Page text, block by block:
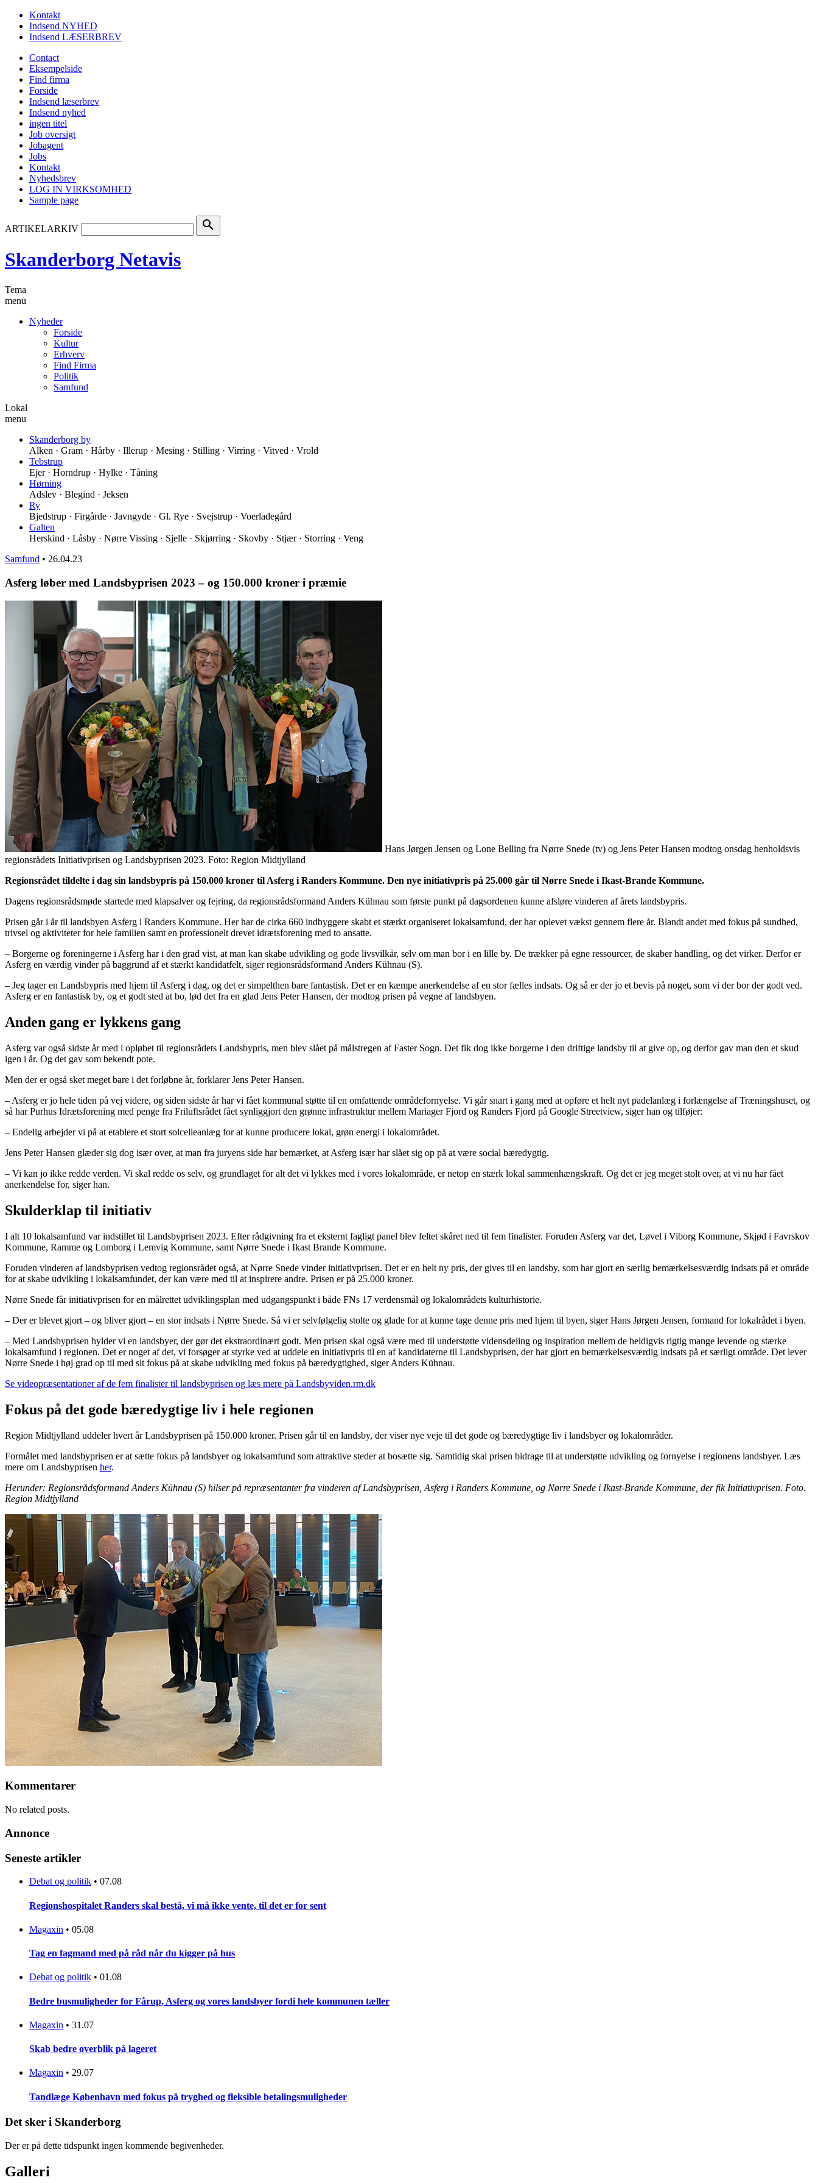
Kontakt
Indsend NYHED
Indsend LÆSERBREV
Contact
Eksempelside
Find firma
Forside
Indsend læserbrev
Indsend nyhed
ingen titel
Job oversigt
Jobagent
Jobs
Kontakt
Nyhedsbrev
LOG IN VIRKSOMHED
Sample page
ARTIKELARKIV search
Skanderborg Netavis
Tema
menu
Nyheder
Forside
Kultur
Erhverv
Find Firma
Politik
Samfund
Lokal
menu
Skanderborg by
Alken · Gram · Hårby · Illerup · Mesing · Stilling · Virring · Vitved · Vrold
Tebstrup
Ejer · Horndrup · Hylke · Tåning
Hørning
Adslev · Blegind · Jeksen
Ry
Bjedstrup · Firgårde · Javngyde · Gl. Rye · Svejstrup · Voerladegård
Galten
Herskind · Låsby · Nørre Vissing · Sjelle · Skjørring · Skovby · Stjær · Storring · Veng
Samfund • 26.04.23
Asferg løber med Landsbyprisen 2023 – og 150.000 kroner i præmie
Hans Jørgen Jensen og Lone Belling fra Nørre Snede (tv) og Jens Peter Hansen modtog onsdag henholdsvis
regionsrådets Initiativprisen og Landsbyprisen 2023. Foto: Region Midtjylland
Regionsrådet tildelte i dag sin landsbypris på 150.000 kroner til Asferg i Randers Kommune. Den nye initiativpris på 25.000 går til Nørre Snede i Ikast-Brande Kommune.
Dagens regionsrådsmøde startede med klapsalver og fejring, da regionsrådsformand Anders Kühnau som første punkt på dagsordenen kunne afsløre vinderen af årets landsbypris.
Prisen går i år til landsbyen Asferg i Randers Kommune. Her har de cirka 660 indbyggere skabt et stærkt organiseret lokalsamfund, der har oplevet vækst gennem flere år. Blandt andet med fokus på sundhed,
trivsel og aktiviteter for hele familien samt en professionelt drevet idrætsforening med to ansatte.
– Borgerne og foreningerne i Asferg har i den grad vist, at man kan skabe udvikling og gode livsvilkår, selv om man bor i en lille by. De trækker på egne ressourcer, de skaber handling, og det virker. Derfor er
Asferg en værdig vinder på baggrund af et stærkt kandidatfelt, siger regionsrådsformand Anders Kühnau (S).
– Jeg tager en Landsbypris med hjem til Asferg i dag, og det er simpelthen bare fantastisk. Det er en kæmpe anerkendelse af en stor fælles indsats. Og så er der jo et bevis på noget, som vi der bor der godt ved.
Asferg er en fantastisk by, og et godt sted at bo, lød det fra en glad Jens Peter Hansen, der modtog prisen på vegne af landsbyen.
Anden gang er lykkens gang
Asferg var også sidste år med i opløbet til regionsrådets Landsbypris, men blev slået på målstregen af Faster Sogn. Det fik dog ikke borgerne i den driftige landsby til at give op, og derfor gav man den et skud
igen i år. Og det gav som bekendt pote.
Men der er også sket meget bare i det forløbne år, forklarer Jens Peter Hansen.
– Asferg er jo hele tiden på vej videre, og siden sidste år har vi fået kommunal støtte til en omfattende områdefornyelse. Vi går snart i gang med at opføre et helt nyt padelanlæg i forlængelse af Træningshuset, og
så har Purhus Idrætsforening med penge fra Friluftsrådet fået synliggjort den grønne infrastruktur mellem Mariager Fjord og Randers Fjord på Google Streetview, siger han og tilføjer:
– Endelig arbejder vi på at etablere et stort solcelleanlæg for at kunne producere lokal, grøn energi i lokalområdet.
Jens Peter Hansen glæder sig dog især over, at man fra juryens side har bemærket, at Asferg især har slået sig op på at være social bæredygtig.
– Vi kan jo ikke redde verden. Vi skal redde os selv, og grundlaget for alt det vi lykkes med i vores lokalområde, er netop en stærk lokal sammenhængskraft. Og det er jeg meget stolt over, at vi nu har fået
anerkendelse for, siger han.
Skulderklap til initiativ
I alt 10 lokalsamfund var indstillet til Landsbyprisen 2023. Efter rådgivning fra et eksternt fagligt panel blev feltet skåret ned til fem finalister. Foruden Asferg var det, Løvel i Viborg Kommune, Skjød i Favrskov
Kommune, Ramme og Lomborg i Lemvig Kommune, samt Nørre Snede i Ikast Brande Kommune.
Foruden vinderen af landsbyprisen vedtog regionsrådet også, at Nørre Snede vinder initiativprisen. Det er en helt ny pris, der gives til en landsby, som har gjort en særlig bemærkelsesværdig indsats på et område
for at skabe udvikling i lokalsamfundet, der kan være med til at inspirere andre. Prisen er på 25.000 kroner.
Nørre Snede får initiativprisen for en målrettet udviklingsplan med udgangspunkt i både FNs 17 verdensmål og lokalområdets kulturhistorie.
– Der er blevet gjort – og bliver gjort – en stor indsats i Nørre Snede. Så vi er selvfølgelig stolte og glade for at kunne tage denne pris med hjem til byen, siger Hans Jørgen Jensen, formand for lokalrådet i byen.
– Med Landsbyprisen hylder vi en landsbyer, der gør det ekstraordinært godt. Men prisen skal også være med til understøtte vidensdeling og inspiration mellem de heldigvis rigtig mange levende og stærke
lokalsamfund i regionen. Det er noget af det, vi forsøger at styrke ved at uddele en initiativpris til en af kandidaterne til Landsbyprisen, der har gjort en bemærkelsesværdig indsats på et særligt område. Det lever
Nørre Snede i høj grad op til med sit fokus på at skabe udvikling med fokus på bæredygtighed, siger Anders Kühnau.
Se videopræsentationer af de fem finalister til landsbyprisen og læs mere på Landsbyviden.rm.dk
Fokus på det gode bæredygtige liv i hele regionen
Region Midtjylland uddeler hvert år Landsbyprisen på 150.000 kroner. Prisen går til en landsby, der viser nye veje til det gode og bæredygtige liv i landsbyer og lokalområder.
Formålet med landsbyprisen er at sætte fokus på landsbyer og lokalsamfund som attraktive steder at bosætte sig. Samtidig skal prisen bidrage til at understøtte udvikling og fornyelse i regionens landsbyer. Læs
mere om Landsbyprisen her.
Herunder: Regionsrådsformand Anders Kühnau (S) hilser på repræsentanter fra vinderen af Landsbyprisen, Asferg i Randers Kommune, og Nørre Snede i Ikast-Brande Kommune, der fik Initiativprisen. Foto.
Region Midtjylland
Kommentarer
No related posts.
Annonce
Seneste artikler
Debat og politik • 07.08
Regionshospitalet Randers skal bestå, vi må ikke vente, til det er for sent
Magaxin • 05.08
Tag en fagmand med på råd når du kigger på hus
Debat og politik • 01.08
Bedre busmuligheder for Fårup, Asferg og vores landsbyer fordi hele kommunen tæller
Magaxin • 31.07
Skab bedre overblik på lageret
Magaxin • 29.07
Tandlæge København med fokus på tryghed og fleksible betalingsmuligheder
Det sker i Skanderborg
Der er på dette tidspunkt ingen kommende begivenheder.
Galleri